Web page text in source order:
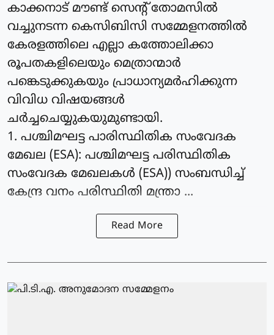
കാക്കനാട് മൗണ്ട് സെന്റ് തോമസില്‍
വച്ചുനടന്ന കെസിബിസി സമ്മേളനത്തില്‍
കേരളത്തിലെ എല്ലാ കത്തോലിക്കാ
രൂപതകളിലെയും മെത്രാന്മാര്‍
പങ്കെടുക്കുകയും പ്രാധാന്യമര്‍ഹിക്കുന്ന
വിവിധ വിഷയങ്ങള്‍
ചര്‍ച്ചചെയ്യുകയുമുണ്ടായി.
1. പശ്ചിമഘട്ട പാരിസ്ഥിതിക സംവേദക
മേഖല (ESA): പശ്ചിമഘട്ട പരിസ്ഥിതിക
സംവേദക മേഖലകള്‍ (ESA)) സംബന്ധിച്ച്
കേന്ദ്ര വനം പരിസ്ഥിതി മന്ത്രാ ...
Read More